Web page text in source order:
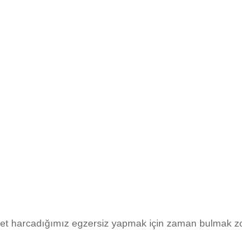
egzersiz yapmak için zaman bulmak